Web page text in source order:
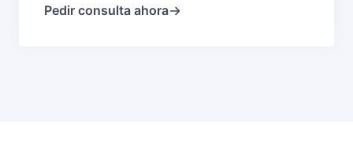
Pedir consulta ahora